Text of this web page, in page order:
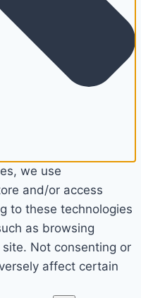
we use
and/or access
to these technologies
as browsing
Not consenting or
affect certain